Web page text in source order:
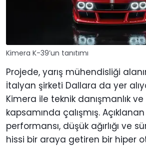
Kimera K-39’un tanıtımı
Projede, yarış mühendisliği
İtalyan şirketi Dallara da yer
Kimera ile teknik danışmanlık
kapsamında çalışmış.
performansı, düşük ağırlığı ve
hissi bir araya getiren bir hiper